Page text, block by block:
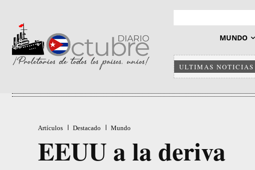
MUNDO
ULTIMAS NOTICIAS
Artículos Destacado Mundo
EEUU a la deriva